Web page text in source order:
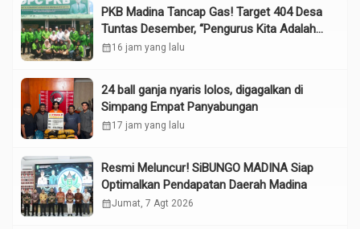
PKB Madina Tancap Gas! Target 404 Desa
Tuntas Desember, “Pengurus Kita Adalah
Tokoh”
calendar_month16 jam yang lalu
24 ball ganja nyaris lolos, digagalkan di
Simpang Empat Panyabungan
calendar_month17 jam yang lalu
Resmi Meluncur! SiBUNGO MADINA Siap
Optimalkan Pendapatan Daerah Madina
calendar_monthJumat, 7 Agt 2026